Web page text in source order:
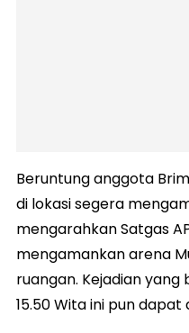
Beruntung anggota
di lokasi segera
mengarahkan Satgas
mengamankan arena
ruangan. Kejadian
15.50 Wita ini pun dapat